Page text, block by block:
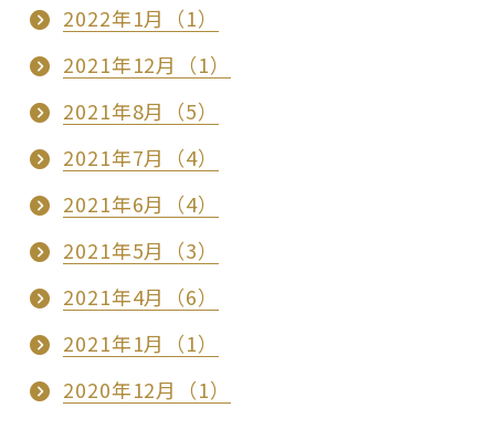
2022年1月（1）
2021年12月（1）
2021年8月（5）
2021年7月（4）
2021年6月（4）
2021年5月（3）
2021年4月（6）
2021年1月（1）
2020年12月（1）